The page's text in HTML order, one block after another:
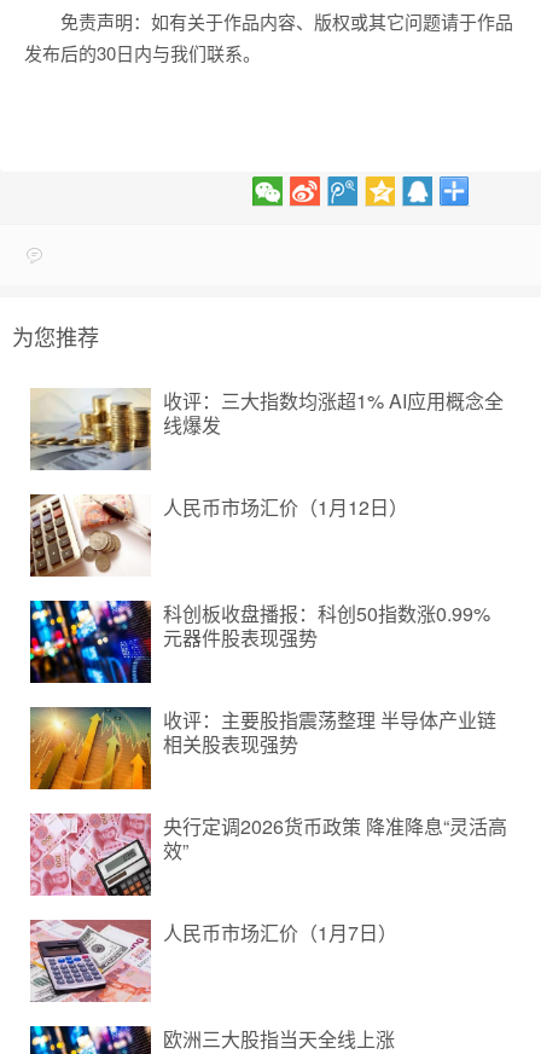
免责声明：如有关于作品内容、版权或其它问题请于作品
发布后的30日内与我们联系。
为您推荐
收评：三大指数均涨超1% AI应用概念全
线爆发
人民币市场汇价（1月12日）
科创板收盘播报：科创50指数涨0.99%
元器件股表现强势
收评：主要股指震荡整理 半导体产业链
相关股表现强势
央行定调2026货币政策 降准降息“灵活高
效”
人民币市场汇价（1月7日）
欧洲三大股指当天全线上涨